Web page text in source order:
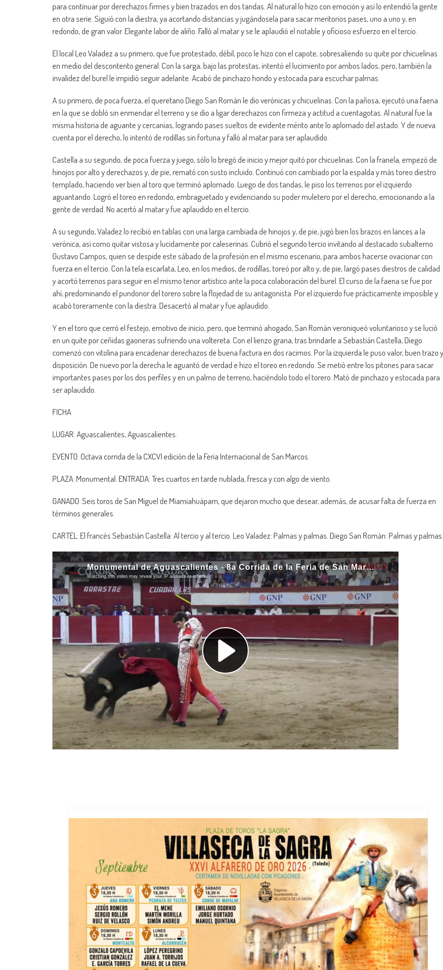
para continuar por derechazos firmes y bien trazados en dos tandas. Al natural lo hizo con emoción y así lo entendió la gente
en otra serie. Siguió con la diestra, ya acortando distancias y jugándosela para sacar meritorios pases, uno a uno y, en
redondo, de gran valor. Elegante labor de aliño. Falló al matar y se le aplaudió el notable y oficioso esfuerzo en el tercio.
El local Leo Valadez a su primero, que fue protestado, débil, poco le hizo con el capote, sobresaliendo su quite por chicuelinas
en medio del descontento general. Con la sarga, bajo las protestas, intentó el lucimiento por ambos lados, pero, también la
invalidez del burel le impidió seguir adelante. Acabó de pinchazo hondo y estocada para escuchar palmas.
A su primero, de poca fuerza, el queretano Diego San Román le dio verónicas y chicuelinas. Con la pañosa, ejecutó una faena
en la que se dobló sin enmendar el terreno y se dio a ligar derechazos con firmeza y actitud a cuentagotas. Al natural fue la
misma historia de aguante y cercanías, logrando pases sueltos de evidente mérito ante lo aplomado del astado. Y de nueva
cuenta por el derecho, lo intentó de rodillas sin fortuna y falló al matar para ser aplaudido.
Castella a su segundo, de poca fuerza y juego, sólo lo bregó de inicio y mejor quitó por chicuelinas. Con la franela, empezó de
hinojos por alto y derechazos y, de pie, remató con susto incluido. Continuó con cambiado por la espalda y más toreo diestro
templado, haciendo ver bien al toro que terminó aplomado. Luego de dos tandas, le piso los terrenos por el izquierdo
aguantando. Logró el toreo en redondo, embraguetado y evidenciando su poder muletero por el derecho, emocionando a la
gente de verdad. No acertó al matar y fue aplaudido en el tercio.
A su segundo, Valadez lo recibió en tablas con una larga cambiada de hinojos y, de pie, jugó bien los brazos en lances a la
verónica, así como quitar vistosa y lucidamente por caleserinas. Cubrió el segundo tercio invitando al destacado subalterno
Gustavo Campos, quien se despide este sábado de la profesión en el mismo escenario, para ambos hacerse ovacionar con
fuerza en el tercio. Con la tela escarlata, Leo, en los medios, de rodillas, toreó por alto y, de pie, largó pases diestros de calidad
y acortó terrenos para seguir en el mismo tenor artístico ante la poca colaboración del burel. El curso de la faena se fue por
ahí, predominando el pundonor del torero sobre la flojedad de su antagonista. Por el izquierdo fue prácticamente imposible y
acabó toreramente con la diestra. Desacertó al matar y fue aplaudido.
Y en el toro que cerró el festejo, emotivo de inicio, pero, que terminó ahogado, San Román veroniqueó voluntarioso y se lució
en un quite por ceñidas gaoneras sufriendo una voltereta. Con el lienzo grana, tras brindarle a Sebastián Castella, Diego
comenzó con vitolina para encadenar derechazos de buena factura en dos racimos. Por la izquierda le puso valor, buen trazo y
disposición. De nuevo por la derecha le aguantó de verdad e hizo el toreo en redondo. Se metió entre los pitones para sacar
importantes pases por los dos perfiles y en un palmo de terreno, haciéndolo todo el torero. Mató de pinchazo y estocada para
ser aplaudido.
FICHA
LUGAR: Aguascalientes, Aguascalientes.
EVENTO: Octava corrida de la CXCVI edición de la Feria Internacional de San Marcos.
PLAZA: Monumental. ENTRADA: Tres cuartos en tarde nublada, fresca y con algo de viento.
GANADO: Seis toros de San Miguel de Miamiahuápam, que dejaron mucho que desear, además, de acusar falta de fuerza en
términos generales.
CARTEL: El francés Sebastián Castella: Al tercio y al tercio. Leo Valadez: Palmas y palmas. Diego San Román: Palmas y palmas.